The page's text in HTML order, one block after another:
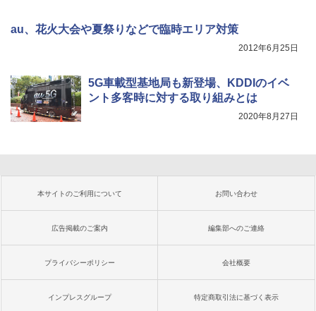
au、花火大会や夏祭りなどで臨時エリア対策
2012年6月25日
5G車載型基地局も新登場、KDDIのイベ
ント多客時に対する取り組みとは
2020年8月27日
本サイトのご利用について お問い合わせ
広告掲載のご案内 編集部へのご連絡
プライバシーポリシー 会社概要
インプレスグループ 特定商取引法に基づく表示